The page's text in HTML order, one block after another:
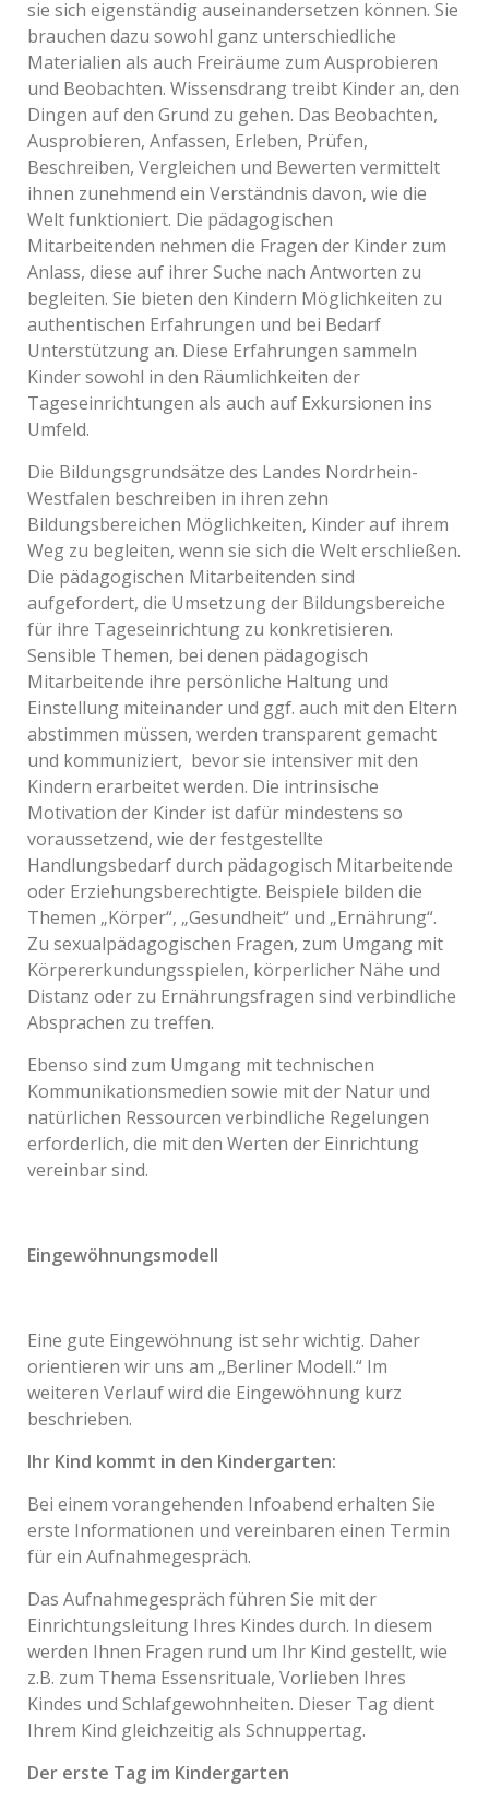
sie sich eigenständig auseinandersetzen können. Sie
brauchen dazu sowohl ganz unterschiedliche
Materialien als auch Freiräume zum Ausprobieren
und Beobachten. Wissensdrang treibt Kinder an, den
Dingen auf den Grund zu gehen. Das Beobachten,
Ausprobieren, Anfassen, Erleben, Prüfen,
Beschreiben, Vergleichen und Bewerten vermittelt
ihnen zunehmend ein Verständnis davon, wie die
Welt funktioniert. Die pädagogischen
Mitarbeitenden nehmen die Fragen der Kinder zum
Anlass, diese auf ihrer Suche nach Antworten zu
begleiten. Sie bieten den Kindern Möglichkeiten zu
authentischen Erfahrungen und bei Bedarf
Unterstützung an. Diese Erfahrungen sammeln
Kinder sowohl in den Räumlichkeiten der
Tageseinrichtungen als auch auf Exkursionen ins
Umfeld.
Die Bildungsgrundsätze des Landes Nordrhein-
Westfalen beschreiben in ihren zehn
Bildungsbereichen Möglichkeiten, Kinder auf ihrem
Weg zu begleiten, wenn sie sich die Welt erschließen.
Die pädagogischen Mitarbeitenden sind
aufgefordert, die Umsetzung der Bildungsbereiche
für ihre Tageseinrichtung zu konkretisieren.
Sensible Themen, bei denen pädagogisch
Mitarbeitende ihre persönliche Haltung und
Einstellung miteinander und ggf. auch mit den Eltern
abstimmen müssen, werden transparent gemacht
und kommuniziert, bevor sie intensiver mit den
Kindern erarbeitet werden. Die intrinsische
Motivation der Kinder ist dafür mindestens so
voraussetzend, wie der festgestellte
Handlungsbedarf durch pädagogisch Mitarbeitende
oder Erziehungsberechtigte. Beispiele bilden die
Themen „Körper“, „Gesundheit“ und „Ernährung“.
Zu sexualpädagogischen Fragen, zum Umgang mit
Körpererkundungsspielen, körperlicher Nähe und
Distanz oder zu Ernährungsfragen sind verbindliche
Absprachen zu treffen.
Ebenso sind zum Umgang mit technischen
Kommunikationsmedien sowie mit der Natur und
natürlichen Ressourcen verbindliche Regelungen
erforderlich, die mit den Werten der Einrichtung
vereinbar sind.
Eingewöhnungsmodell
Eine gute Eingewöhnung ist sehr wichtig. Daher
orientieren wir uns am „Berliner Modell.“ Im
weiteren Verlauf wird die Eingewöhnung kurz
beschrieben.
Ihr Kind kommt in den Kindergarten:
Bei einem vorangehenden Infoabend erhalten Sie
erste Informationen und vereinbaren einen Termin
für ein Aufnahmegespräch.
Das Aufnahmegespräch führen Sie mit der
Einrichtungsleitung Ihres Kindes durch. In diesem
werden Ihnen Fragen rund um Ihr Kind gestellt, wie
z.B. zum Thema Essensrituale, Vorlieben Ihres
Kindes und Schlafgewohnheiten. Dieser Tag dient
Ihrem Kind gleichzeitig als Schnuppertag.
Der erste Tag im Kindergarten